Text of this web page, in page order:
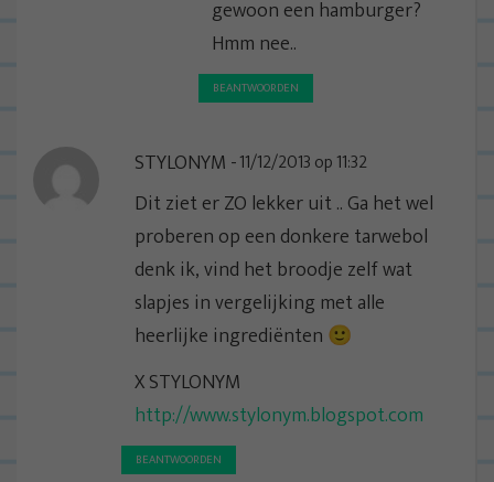
gewoon een hamburger?
Hmm nee..
BEANTWOORDEN
STYLONYM 11/12/2013 op 11:32
Dit ziet er ZO lekker uit .. Ga het wel
proberen op een donkere tarwebol
denk ik, vind het broodje zelf wat
slapjes in vergelijking met alle
heerlijke ingrediënten 🙂
X STYLONYM
http://www.stylonym.blogspot.com
BEANTWOORDEN